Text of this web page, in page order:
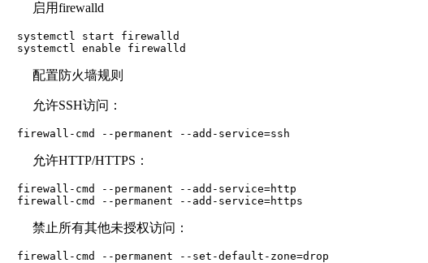
启用firewalld
systemctl start firewalld
systemctl enable firewalld
配置防火墙规则
允许SSH访问：
firewall-cmd --permanent --add-service=ssh
允许HTTP/HTTPS：
firewall-cmd --permanent --add-service=http
firewall-cmd --permanent --add-service=https
禁止所有其他未授权访问：
firewall-cmd --permanent --set-default-zone=drop